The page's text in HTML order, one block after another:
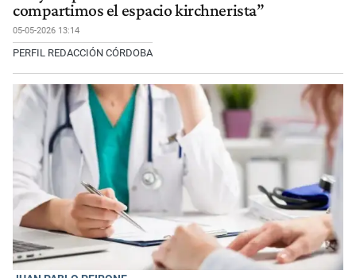
compartimos el espacio kirchnerista”
05-05-2026 13:14
PERFIL REDACCIÓN CÓRDOBA